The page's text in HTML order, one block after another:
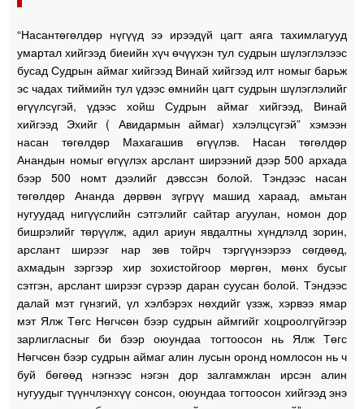
“Насантөгөлдөр нүгүүд ээ ирээдүй цагт аяга тахимлагууд
умартал хийгээд биеийн хүч өчүүхэн тул судрын шүлэглэлээс
бусад Судрын аймаг хийгээд Винай хийгээд илт номыг барьж
эс чадах тиймийн тул үдээс өмнийн цагт судрын шүлэглэлийг
өгүүлсүгэй, үдээс хойш Судрын аймаг хийгээд, Винай
хийгээд Эхийг ( Авидармын аймаг) хэлэлцсүгэй” хэмээн
насан төгөлдөр Махагашив өгүүлэв. Насан төгөлдөр
Анандын номыг өгүүлэх арслант ширээний дээр 500 архада
бээр 500 номт дээлийг дэвссэн болой. Тэндээс насан
төгөлдөр Ананда дөрвөн зүгрүү машид хараад, амьтан
нугуудад нигүүслийн сэтгэлийг сайтар агуулан, номон дор
бишрэлийг төрүүлж, адил ариун явдалтны хүндлэлд зорин,
арслант ширээг нар зөв тойрч тэргүүнээрээ сөгдөөд,
ахмадын зэргээр хир зохистойгоор мөргөн, мөнх бусыг
сэтгэн, арслант ширээг сүрээр даран суусан болой. Тэндээс
далай мэт гүнзгий, үл хэлбэрэх нөхдийг үзэж, хэрвээ ямар
мэт Ялж Төгс Нөгчсөн бээр судрын аймгийг хоцроолгүйгээр
зарлигласныг би бээр оюундаа тогтоосон нь Ялж Төгс
Нөгчсөн бээр судрын аймаг алин лусын оронд номлосон нь ч
буй бөгөөд нэгнээс нэгэн дор залгамжлан ирсэн алин
нугуудыг түүнчлэнхүү сонсон, оюундаа тогтоосон хийгээд энэ